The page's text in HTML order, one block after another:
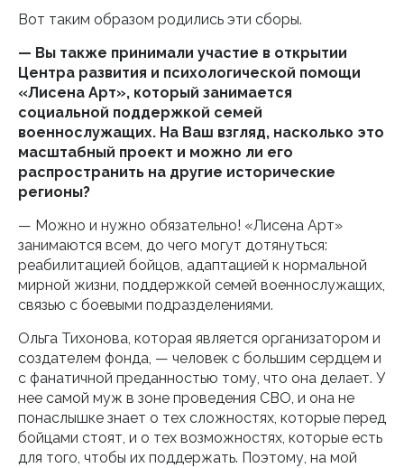
Вот таким образом родились эти сборы.
— Вы также принимали участие в открытии
Центра развития и психологической помощи
«Лисена Арт», который занимается
социальной поддержкой семей
военнослужащих. На Ваш взгляд, насколько это
масштабный проект и можно ли его
распространить на другие исторические
регионы?
— Можно и нужно обязательно! «Лисена Арт»
занимаются всем, до чего могут дотянуться:
реабилитацией бойцов, адаптацией к нормальной
мирной жизни, поддержкой семей военнослужащих,
связью с боевыми подразделениями.
Ольга Тихонова, которая является организатором и
создателем фонда, — человек с большим сердцем и
с фанатичной преданностью тому, что она делает. У
нее самой муж в зоне проведения СВО, и она не
понаслышке знает о тех сложностях, которые перед
бойцами стоят, и о тех возможностях, которые есть
для того, чтобы их поддержать. Поэтому, на мой